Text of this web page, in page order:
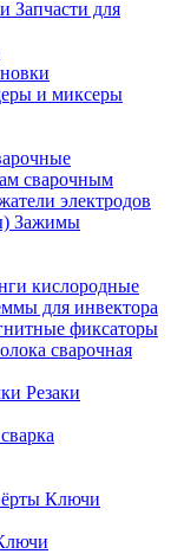
Запчасти для
и миксеры
сварочным
электродов
Зажимы
кислородные
для инвектора
фиксаторы
сварочная
Резаки
Ключи